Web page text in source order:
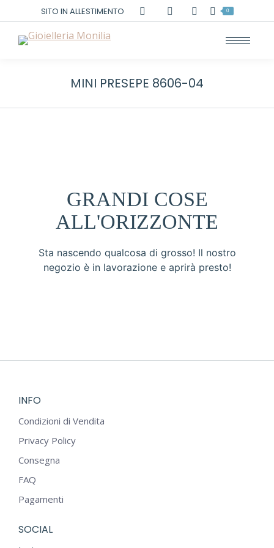
SITO IN ALLESTIMENTO Cerca: 0
MINI PRESEPE 8606-04
GRANDI COSE
ALL'ORIZZONTE
Sta nascendo qualcosa di grosso! Il nostro
negozio è in lavorazione e aprirà presto!
INFO
Condizioni di Vendita
Privacy Policy
Consegna
FAQ
Pagamenti
SOCIAL